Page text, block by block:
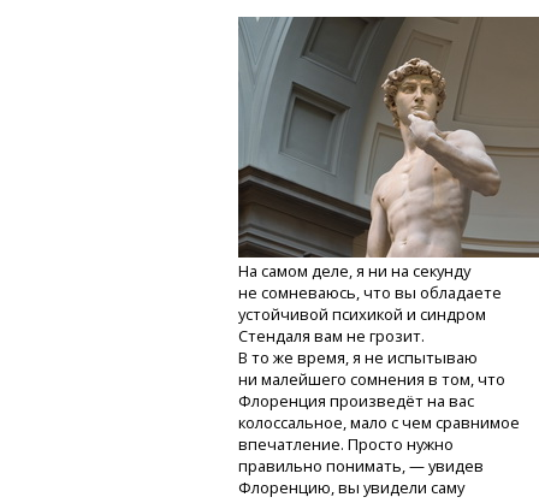
На самом деле, я ни на секунду
не сомневаюсь, что вы обладаете
устойчивой психикой и синдром
Стендаля вам не грозит.
В то же время, я не испытываю
ни малейшего сомнения в том, что
Флоренция произведёт на вас
колоссальное, мало с чем сравнимое
впечатление. Просто нужно
правильно понимать, — увидев
Флоренцию, вы увидели саму